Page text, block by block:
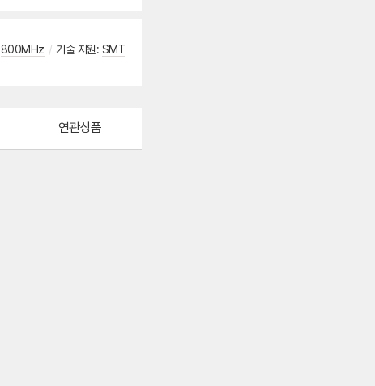
800MHz / 기술 지원: SMT
연관상품